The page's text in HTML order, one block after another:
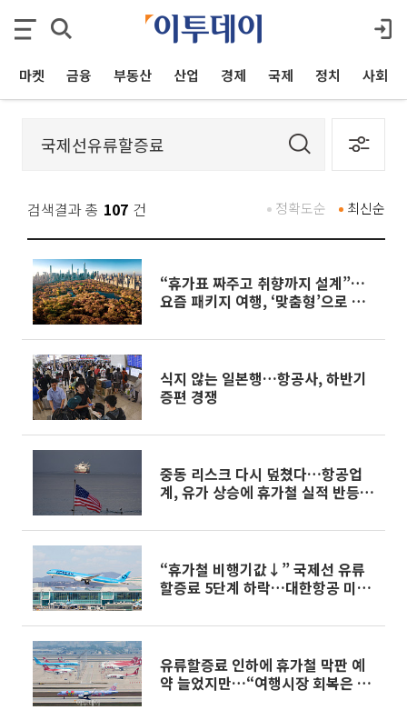
마켓 금융 부동산 산업 경제 국제 정치 사회
검색결과 총 107 건 최신순
정확도순
“휴가표 짜주고 취향까지 설계”…
요즘 패키지 여행, ‘맞춤형’으로 대
식지 않는 일본행…항공사, 하반기
증편 경쟁
중동 리스크 다시 덮쳤다…항공업
계, 유가 상승에 휴가철 실적 반등
“휴가철 비행기값↓” 국제선 유류
할증료 5단계 하락…대한항공 미주
유류할증료 인하에 휴가철 막판 예
약 늘었지만…“여행시장 회복은 미